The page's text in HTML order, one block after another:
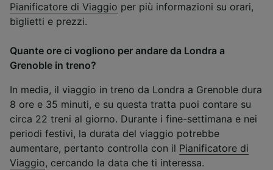
Pianificatore di Viaggio per più informazioni su orari,
biglietti e prezzi.
Quante ore ci vogliono per andare da Londra a
Grenoble in treno?
In media, il viaggio in treno da Londra a Grenoble dura
8 ore e 35 minuti, e su questa tratta puoi contare su
circa 22 treni al giorno. Durante i fine-settimana e nei
periodi festivi, la durata del viaggio potrebbe
aumentare, pertanto controlla con il Pianificatore di
Viaggio, cercando la data che ti interessa.